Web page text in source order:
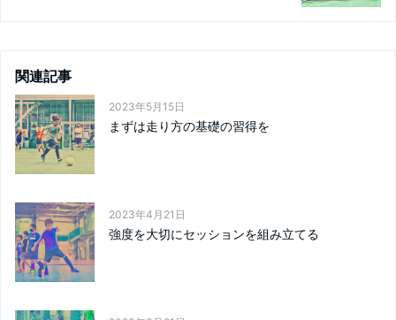
関連記事
2023年5月15日
まずは走り方の基礎の習得を
2023年4月21日
強度を大切にセッションを組み立てる